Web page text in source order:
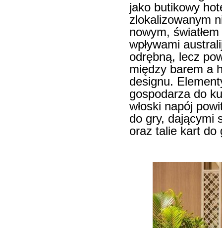
jako butikowy
zlokalizowanym
nowym,
wpływami
odrębną, lecz
między barem a
designu.
gospodarza do
włoski napój
do gry, dającymi
oraz talie kart do